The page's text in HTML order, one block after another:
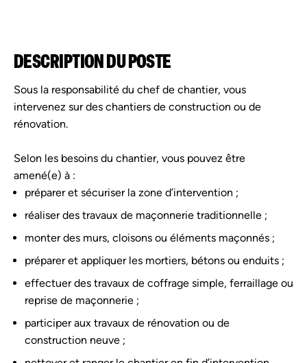
DESCRIPTION DU POSTE
Sous la responsabilité du chef de chantier, vous
intervenez sur des chantiers de construction ou de
rénovation.
Selon les besoins du chantier, vous pouvez être
amené(e) à :
préparer et sécuriser la zone d’intervention ;
réaliser des travaux de maçonnerie traditionnelle ;
monter des murs, cloisons ou éléments maçonnés ;
préparer et appliquer les mortiers, bétons ou enduits ;
effectuer des travaux de coffrage simple, ferraillage ou
reprise de maçonnerie ;
participer aux travaux de rénovation ou de
construction neuve ;